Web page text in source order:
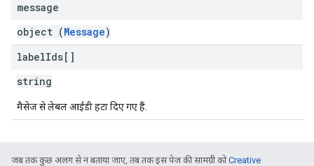
message
object (Message)
labelIds[]
string
मैसेज से लेबल आईडी हटा दिए गए हैं.
जब तक कुछ अलग से न बताया जाए, तब तक इस पेज की सामग्री कोCreative